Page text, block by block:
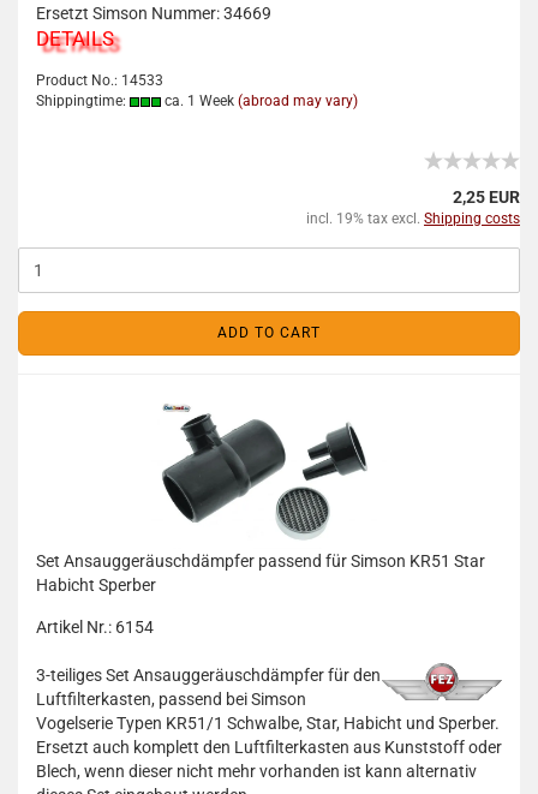
Ersetzt Simson Nummer: 34669
DETAILS
Product No.: 14533
Shippingtime:
ca. 1 Week (abroad may vary)
2,25 EUR
incl. 19% tax excl. Shipping costs
ADD TO CART
Set Ansauggeräuschdämpfer passend für Simson KR51 Star
Habicht Sperber
Artikel Nr.: 6154
3-teiliges Set Ansauggeräuschdämpfer für den
Luftfilterkasten, passend bei Simson
Vogelserie Typen KR51/1 Schwalbe, Star, Habicht und Sperber.
Ersetzt auch komplett den Luftfilterkasten aus Kunststoff oder
Blech, wenn dieser nicht mehr vorhanden ist kann alternativ